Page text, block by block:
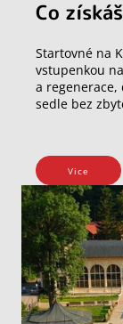
Co
Startovné na
vstupenkou
a
sedle bez
Vice